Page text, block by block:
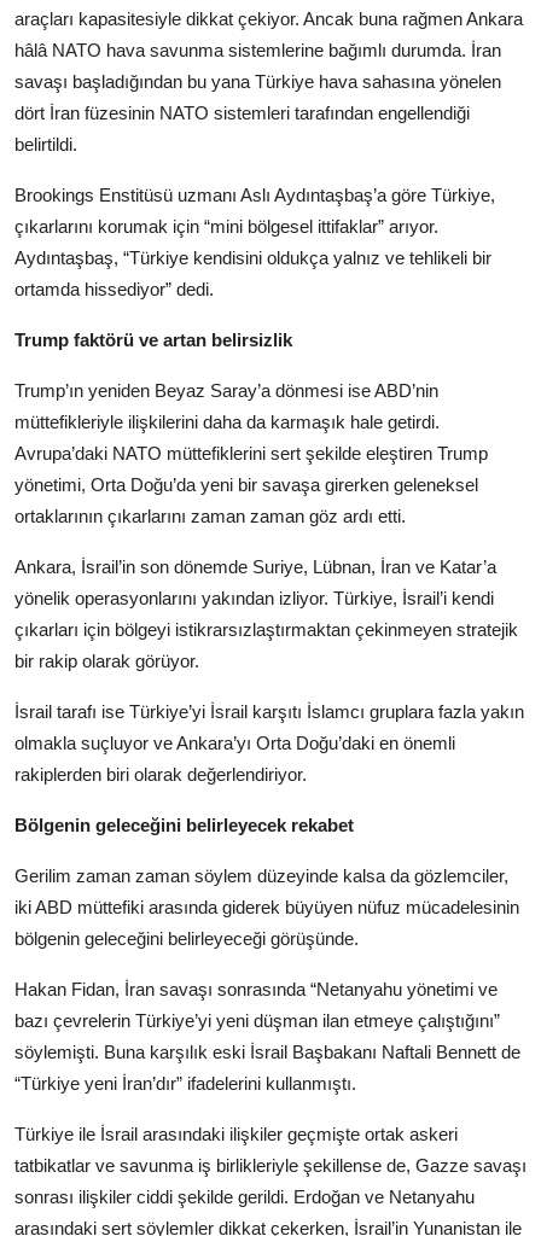
araçları kapasitesiyle dikkat çekiyor. Ancak buna rağmen Ankara
hâlâ NATO hava savunma sistemlerine bağımlı durumda. İran
savaşı başladığından bu yana Türkiye hava sahasına yönelen
dört İran füzesinin NATO sistemleri tarafından engellendiği
belirtildi.
Brookings Enstitüsü uzmanı Aslı Aydıntaşbaş’a göre Türkiye,
çıkarlarını korumak için “mini bölgesel ittifaklar” arıyor.
Aydıntaşbaş, “Türkiye kendisini oldukça yalnız ve tehlikeli bir
ortamda hissediyor” dedi.
Trump faktörü ve artan belirsizlik
Trump’ın yeniden Beyaz Saray’a dönmesi ise ABD’nin
müttefikleriyle ilişkilerini daha da karmaşık hale getirdi.
Avrupa’daki NATO müttefiklerini sert şekilde eleştiren Trump
yönetimi, Orta Doğu’da yeni bir savaşa girerken geleneksel
ortaklarının çıkarlarını zaman zaman göz ardı etti.
Ankara, İsrail’in son dönemde Suriye, Lübnan, İran ve Katar’a
yönelik operasyonlarını yakından izliyor. Türkiye, İsrail’i kendi
çıkarları için bölgeyi istikrarsızlaştırmaktan çekinmeyen stratejik
bir rakip olarak görüyor.
İsrail tarafı ise Türkiye’yi İsrail karşıtı İslamcı gruplara fazla yakın
olmakla suçluyor ve Ankara’yı Orta Doğu’daki en önemli
rakiplerden biri olarak değerlendiriyor.
Bölgenin geleceğini belirleyecek rekabet
Gerilim zaman zaman söylem düzeyinde kalsa da gözlemciler,
iki ABD müttefiki arasında giderek büyüyen nüfuz mücadelesinin
bölgenin geleceğini belirleyeceği görüşünde.
Hakan Fidan, İran savaşı sonrasında “Netanyahu yönetimi ve
bazı çevrelerin Türkiye’yi yeni düşman ilan etmeye çalıştığını”
söylemişti. Buna karşılık eski İsrail Başbakanı Naftali Bennett de
“Türkiye yeni İran’dır” ifadelerini kullanmıştı.
Türkiye ile İsrail arasındaki ilişkiler geçmişte ortak askeri
tatbikatlar ve savunma iş birlikleriyle şekillense de, Gazze savaşı
sonrası ilişkiler ciddi şekilde gerildi. Erdoğan ve Netanyahu
arasındaki sert söylemler dikkat çekerken, İsrail’in Yunanistan ile